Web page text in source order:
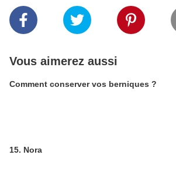
Vous aimerez aussi
Comment conserver vos berniques ?
15. Nora